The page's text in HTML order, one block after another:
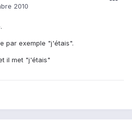
2010
par exemple "j'étais".
il met "j'étais"